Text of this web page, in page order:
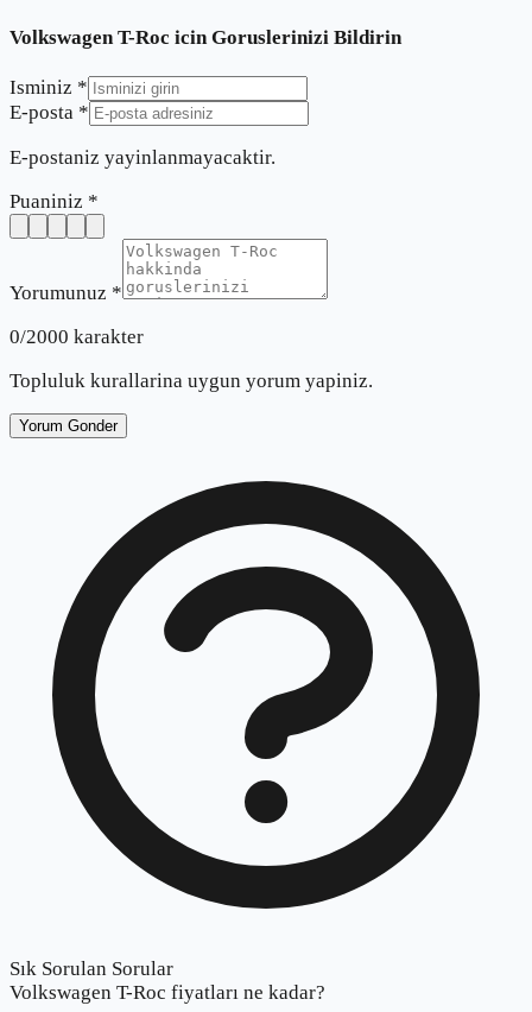
Volkswagen T-Roc icin Goruslerinizi Bildirin
Isminiz *
E-posta *
E-postaniz yayinlanmayacaktir.
Puaniniz *
Yorumunuz *
0/2000 karakter
Topluluk kurallarina uygun yorum yapiniz.
Yorum Gonder
Sık Sorulan Sorular
Volkswagen T-Roc fiyatları ne kadar?